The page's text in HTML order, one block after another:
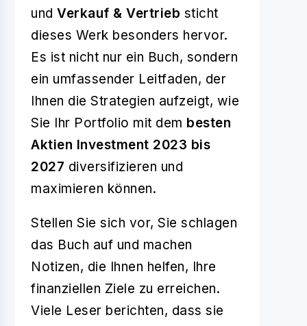
und Verkauf & Vertrieb sticht
dieses Werk besonders hervor.
Es ist nicht nur ein Buch, sondern
ein umfassender Leitfaden, der
Ihnen die Strategien aufzeigt, wie
Sie Ihr Portfolio mit dem besten
Aktien Investment 2023 bis
2027 diversifizieren und
maximieren können.
Stellen Sie sich vor, Sie schlagen
das Buch auf und machen
Notizen, die Ihnen helfen, Ihre
finanziellen Ziele zu erreichen.
Viele Leser berichten, dass sie